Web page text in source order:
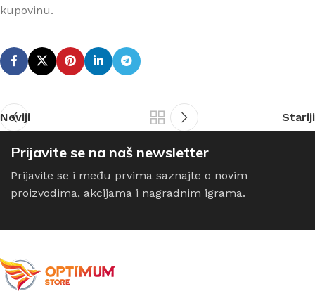
kupovinu.
Noviji Stariji
Prijavite se na naš newsletter
Prijavite se i među prvima saznajte o novim
proizvodima, akcijama i nagradnim igrama.